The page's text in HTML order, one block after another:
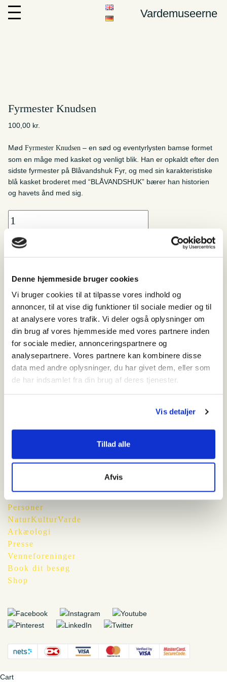
Denne hjemmeside bruger cookies
Vi bruger cookies til at tilpasse vores indhold og
annoncer, til at vise dig funktioner til sociale medier og til
at analysere vores trafik. Vi deler også oplysninger om
din brug af vores hjemmeside med vores partnere inden
for sociale medier, annonceringspartnere og
analysepartnere. Vores partnere kan kombinere disse
data med andre oplysninger, du har givet dem, eller som
de har indsamlet fra din brug af deres tjenester.
Vis detaljer
Tillad alle
Afvis
Vardemuseerne
Fyrmester Knudsen
100,00 kr.
Mød Fyrmester Knudsen – en sød og eventyrlysten bamse formet
som en måge med kasket og venligt blik. Han er opkaldt efter den
sidste fyrmester på Blåvandshuk Fyr, og med sin karakteristiske
blå kasket broderet med “BLÅVANDSHUK” bærer han historien
og havets ånd med sig.
Fyrmester
Knudsen
quantity
Add to cart
Category:
MødFyrmester Knudsen – en sød og eventyrlysten bamse formet
sidste fyrmester på Blåvandshuk Fyr, og med sin karakteristiske
blå kasket broderet med “BLÅVANDSHUK” bærer han historien
og havets ånd med sig.
Fyrmester Knudsen har et anker på vingen – et symbol på hans
stolte maritime ophav – og sidder klar til at dele kystens
fortællinger med store og små. Perfekt som souvenir, gave eller
krammeven til børn og barnlige sjæle, der elsker havet, fyrtårne
Han bor i godt selskab med sine sælvenner og venter på at få et
Vardemuseerne
Personer
NaturKulturVarde
Arkæologi
Presse
Venneforeninger
Book dit besøg
Shop
Cart